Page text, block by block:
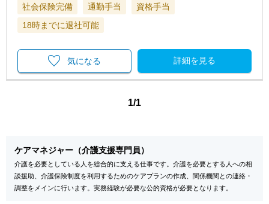
社会保険完備 通勤手当
資格手当
18時までに退社可能
詳細を見る
気になる
1/1
ケアマネジャー（介護支援専門員）
介護を必要としている人を総合的に支える仕事です。介護を必要とする人への相
談援助、介護保険制度を利用するためのケアプランの作成、関係機関との連絡・
調整をメインに行います。実務経験が必要な公的資格が必要となります。